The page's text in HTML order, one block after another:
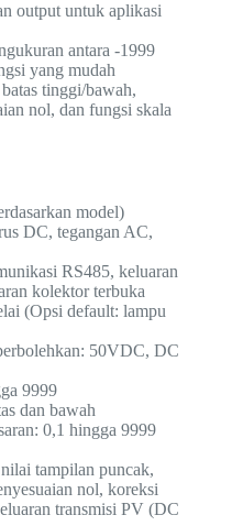
output untuk aplikasi
antara -1999
yang mudah
tinggi/bawah,
nol, dan fungsi skala
model)
DC, tegangan AC,
RS485, keluaran
kolektor terbuka
(Opsi default: lampu
50VDC, DC
9999
dan bawah
0,1 hingga 9999
tampilan puncak,
nol, koreksi
transmisi PV (DC